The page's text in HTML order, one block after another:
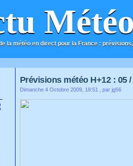
la météo en direct pour la France :
Prévisions météo H+12 : 05
Dimanche 4 Octobre 2009, 18:51 , par jg56